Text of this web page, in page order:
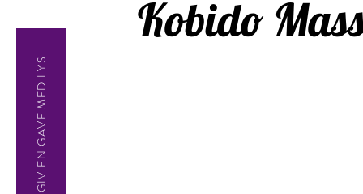
GIV EN GAVE MED LYS
Kobido